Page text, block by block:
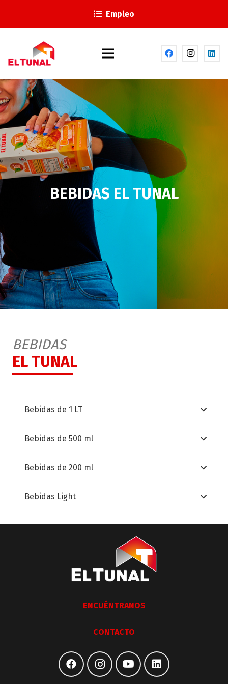
Empleo
BEBIDAS EL TUNAL
BEBIDAS
EL TUNAL
Bebidas de 1 LT
Bebidas de 500 ml
Bebidas de 200 ml
Bebidas Light
ENCUÉNTRANOS
CONTACTO